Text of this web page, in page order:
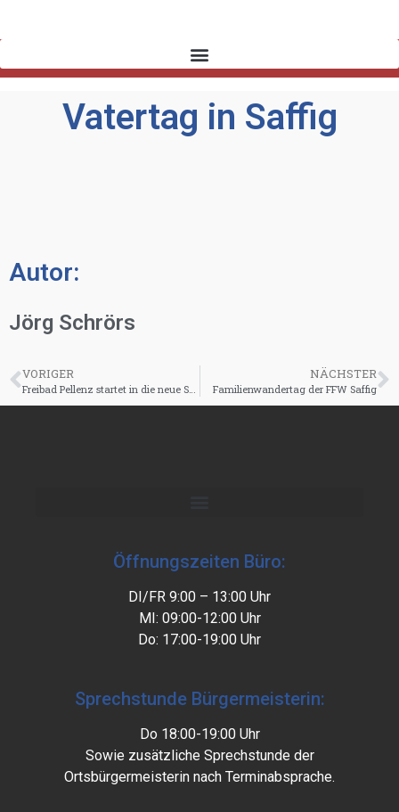
Vatertag in Saffig
Autor:
Jörg Schrörs
VORIGER NÄCHSTER
Familienwandertag der FFW Saffig
Öffnungszeiten Büro:
DI/FR 9:00 – 13:00 Uhr
MI: 09:00-12:00 Uhr
Do: 17:00-19:00 Uhr
Sprechstunde Bürgermeisterin:
Do 18:00-19:00 Uhr
Sowie zusätzliche Sprechstunde der
Ortsbürgermeisterin nach Terminabsprache.